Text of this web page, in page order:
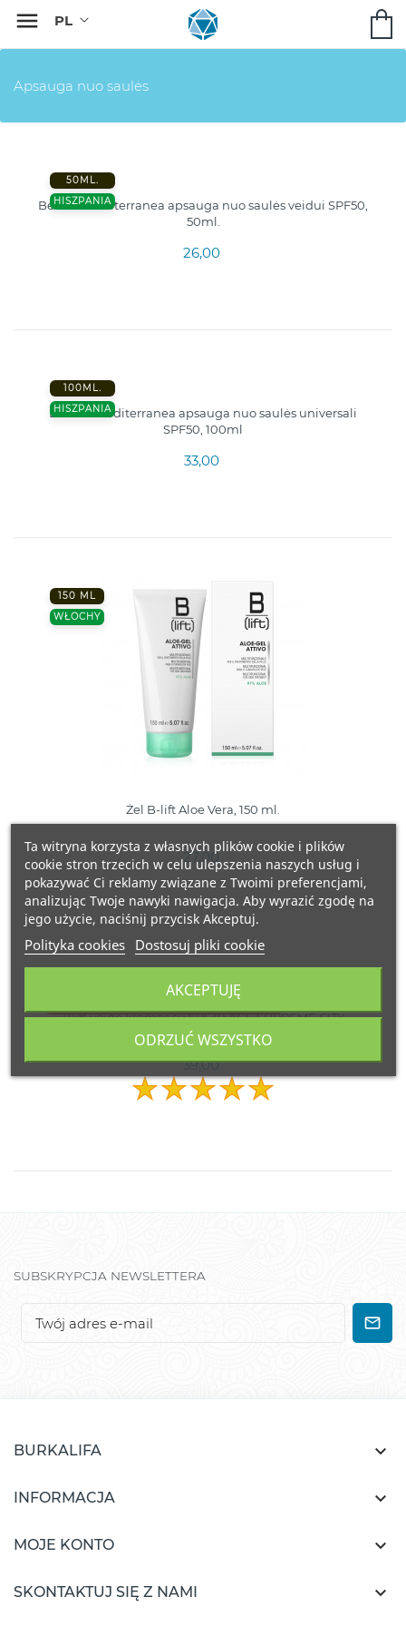

Apsauga nuo saulės
50ML.
HISZPANIA
Beaute Mediterranea apsauga nuo saulės veidui SPF50,
50ml.
26,00
100ML.
HISZPANIA
Beaute Mediterranea apsauga nuo saulės universali
SPF50, 100ml
33,00
150 ML
WŁOCHY
Żel B-lift Aloe Vera, 150 ml.
27,00
OBECNIE BRAK NA STANIE
WŁOCHY
Blift veido kremas su SPF30 AGE SUPREME CITY
DEFENCE 50ml.
39,00
SUBSKRYPCJA NEWSLETTERA
BURKALIFA 
INFORMACJA 
MOJE KONTO 
SKONTAKTUJ SIĘ Z NAMI 
Ta witryna korzysta z własnych plików cookie i plików
cookie stron trzecich w celu ulepszenia naszych usług i
pokazywać Ci reklamy związane z Twoimi preferencjami,
analizując Twoje nawyki nawigacja. Aby wyrazić zgodę na
jego użycie, naciśnij przycisk Akceptuj.
Polityka cookies Dostosuj pliki cookie
ODRZUĆ WSZYSTKO
AKCEPTUJĘ